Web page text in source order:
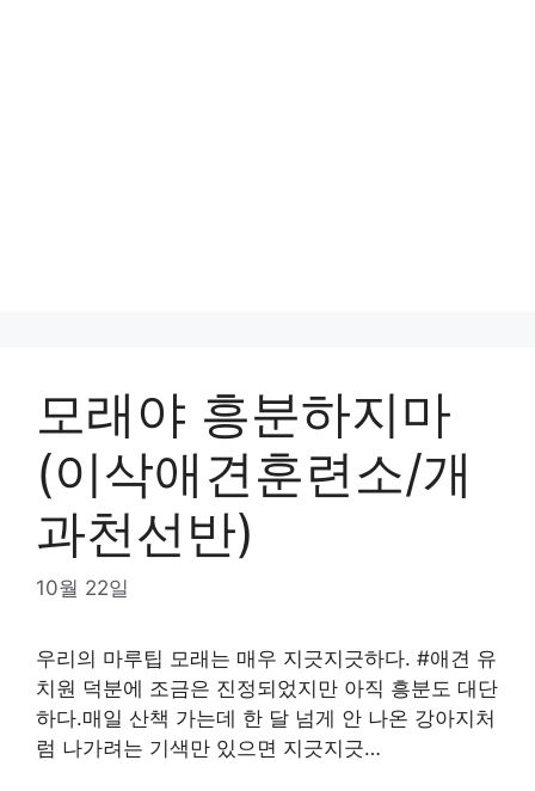
모래야 흥분하지마
(이삭애견훈련소/개
과천선반)
10월 22일
우리의 마루팁 모래는 매우 지긋지긋하다. #애견 유
치원 덕분에 조금은 진정되었지만 아직 흥분도 대단
하다.매일 산책 가는데 한 달 넘게 안 나온 강아지처
럼 나가려는 기색만 있으면 지긋지긋…